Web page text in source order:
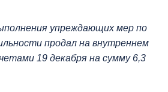
упреждающих мер по
продал на внутреннем
19 декабря на сумму 6,3